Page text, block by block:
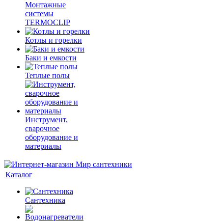
Монтажные
системы
TERMOCLIP
Котлы и горелки
Баки и емкости
Теплые полы
Инструмент,
сварочное
оборудование и
материалы
Каталог
Сантехника